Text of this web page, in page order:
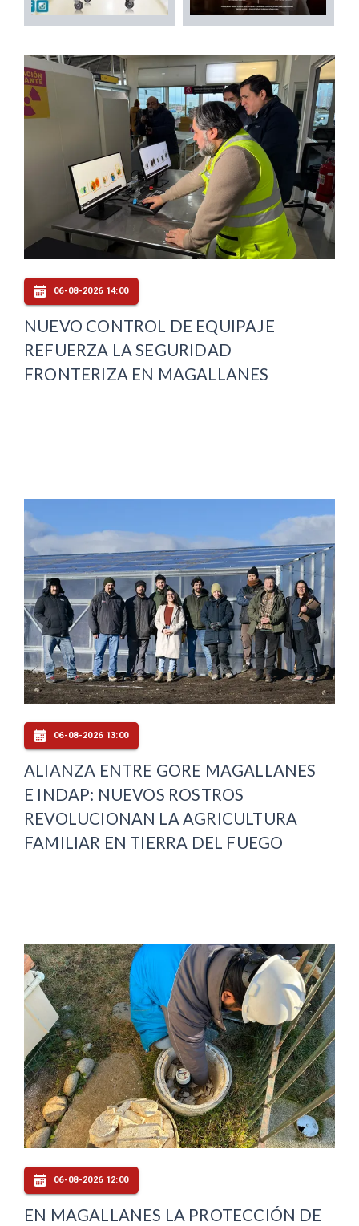
06-08-2026 14:00
NUEVO CONTROL DE EQUIPAJE
REFUERZA LA SEGURIDAD
FRONTERIZA EN MAGALLANES
06-08-2026 13:00
ALIANZA ENTRE GORE MAGALLANES
E INDAP: NUEVOS ROSTROS
REVOLUCIONAN LA AGRICULTURA
FAMILIAR EN TIERRA DEL FUEGO
06-08-2026 12:00
EN MAGALLANES LA PROTECCIÓN DE